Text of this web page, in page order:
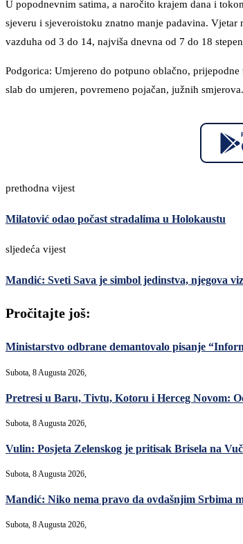
U popodnevnim satima, a naročito krajem dana i
sjeveru i sjeveroistoku znatno manje padavina.
vazduha od 3 do 14, najviša dnevna od 7 do 18
Podgorica: Umjereno do potpuno oblačno,
slab do umjeren, povremeno pojačan, južnih
prethodna vijest
Milatović odao počast stradalima u Holokaustu
sljedeća vijest
Mandić: Sveti Sava je simbol jedinstva, njegova
Pročitajte još:
Ministarstvo odbrane demantovalo pisanje
Subota, 8 Augusta 2026,
Pretresi u Baru, Tivtu, Kotoru i Herceg Novom:
Subota, 8 Augusta 2026,
Vulin: Posjeta Zelenskog je pritisak Brisela na
Subota, 8 Augusta 2026,
Mandić: Niko nema pravo da ovdašnjim Srbima
Subota, 8 Augusta 2026,